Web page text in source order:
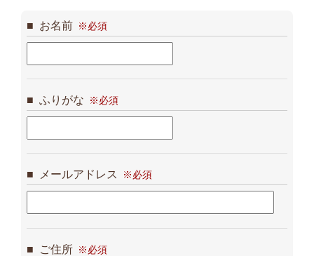
お名前
ふりがな
メールアドレス
ご住所